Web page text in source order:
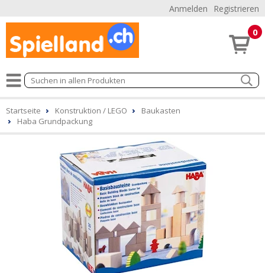
Anmelden Registrieren
0
Startseite Konstruktion / LEGO
Baukasten
Haba Grundpackung